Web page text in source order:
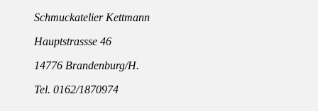
Schmuckatelier Kettmann
Hauptstrassse 46
14776 Brandenburg/H.
Tel. 0162/1870974